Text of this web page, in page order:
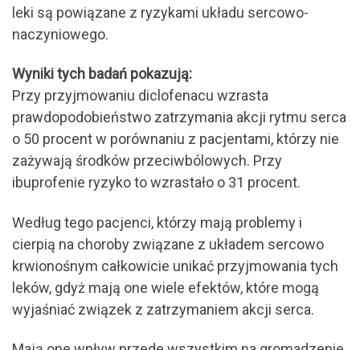
leki są powiązane z ryzykami układu sercowo-
naczyniowego.
Wyniki tych badań pokazują:
Przy przyjmowaniu diclofenacu wzrasta
prawdopodobieństwo zatrzymania akcji rytmu serca
o 50 procent w porównaniu z pacjentami, którzy nie
zażywają środków przeciwbólowych. Przy
ibuprofenie ryzyko to wzrastało o 31 procent.
Według tego pacjenci, którzy mają problemy i
cierpią na choroby związane z układem sercowo
krwionośnym całkowicie unikać przyjmowania tych
leków, gdyż mają one wiele efektów, które mogą
wyjaśniać związek z zatrzymaniem akcji serca.